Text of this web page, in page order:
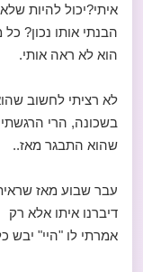
איתי?יכול להיות שלא
הבנתי אותו נכון?
הוא לא ראה אותי.
לא רציתי לחשוב
בשכונה, הרי
שהוא התבגר מאז..
עבר שבוע מאז
דיברנו איתו אלא רק
אמרתי לו "היי" יבש